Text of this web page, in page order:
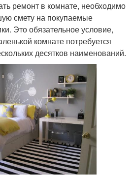
ремонт в комнате, необходимо
смету на покупаемые
Это обязательное условие,
комнате потребуется
десятков наименований.